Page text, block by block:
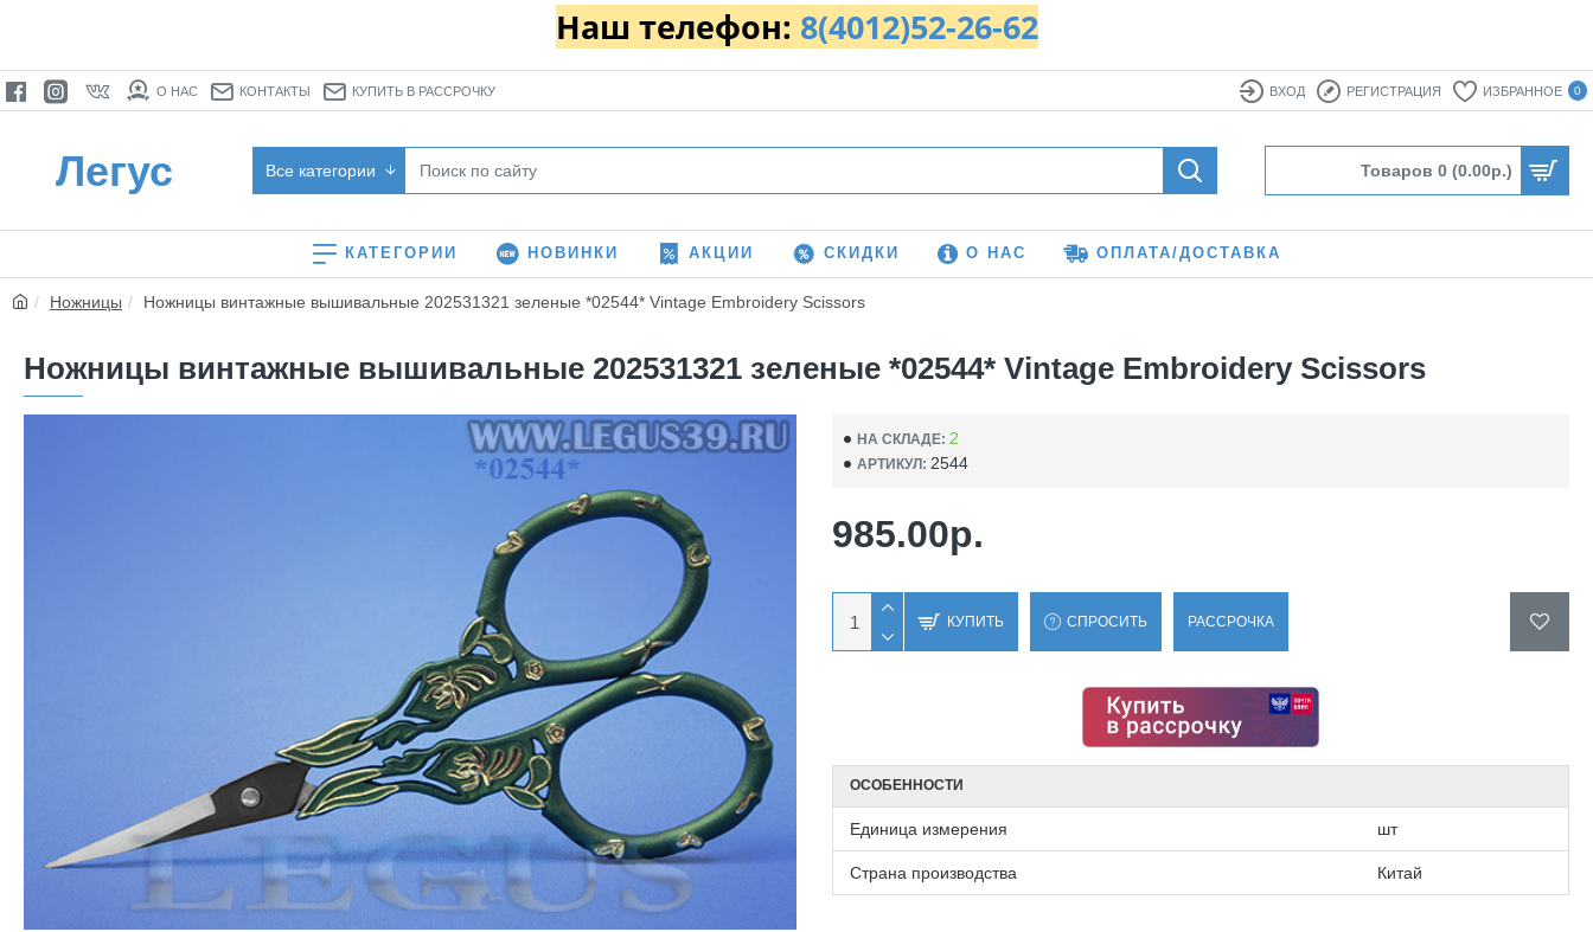
Наш телефон: 8(4012)52-26-62
О НАС КОНТАКТЫ КУПИТЬ В РАССРОЧКУ ВХОД РЕГИСТРАЦИЯ ИЗБРАННОЕ 0
Легус Все категории Товаров 0 (0.00р.)
КАТЕГОРИИ НОВИНКИ АКЦИИ СКИДКИ О НАС ОПЛАТА/ДОСТАВКА
Ножницы Ножницы винтажные вышивальные 202531321 зеленые *02544* Vintage Embroidery Scissors
Ножницы винтажные вышивальные 202531321 зеленые *02544* Vintage Embroidery Scissors
НА СКЛАДЕ: 2
АРТИКУЛ: 2544
985.00р.
КУПИТЬ СПРОСИТЬ РАССРОЧКА
ОСОБЕННОСТИ
Единица измерения шт
Страна производства Китай